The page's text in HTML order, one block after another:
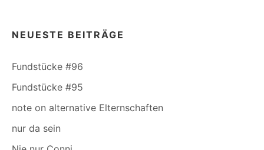
NEUESTE BEITRÄGE
Fundstücke #96
Fundstücke #95
note on alternative Elternschaften
nur da sein